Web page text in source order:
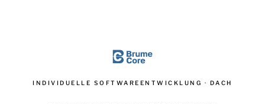
INDIVIDUELLE SOFTWAREENTWICKLUNG · DACH